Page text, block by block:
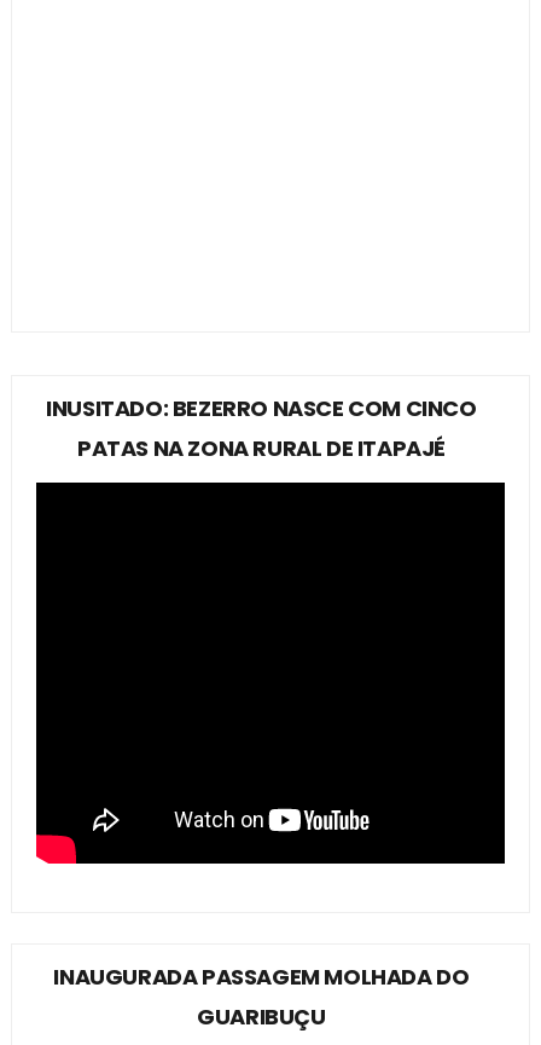
INUSITADO: BEZERRO NASCE COM CINCO
PATAS NA ZONA RURAL DE ITAPAJÉ
INAUGURADA PASSAGEM MOLHADA DO
GUARIBUÇU